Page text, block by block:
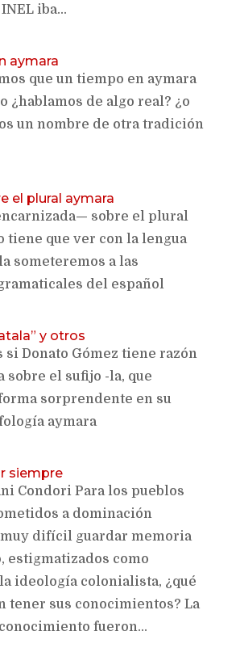
iba...
aymara
que un tiempo en aymara
¿hablamos de algo real? ¿o
un nombre de otra tradición
el plural aymara
sobre el plural
tiene que ver con la lengua
someteremos a las
del español
y otros
si Donato Gómez tiene razón
sobre el sufijo -la, que
sorprendente en su
aymara
siempre
Condori Para los pueblos
a dominación
difícil guardar memoria
estigmatizados como
ideología colonialista, ¿qué
tener sus conocimientos? La
fueron...